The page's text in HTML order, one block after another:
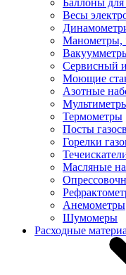
Баллоны для
Весы
Манометры,
Сервисный
Моющие
Азотные
Термометры
Посты
Горелки
Масляные
Анемометры
Шумомеры
Расходные